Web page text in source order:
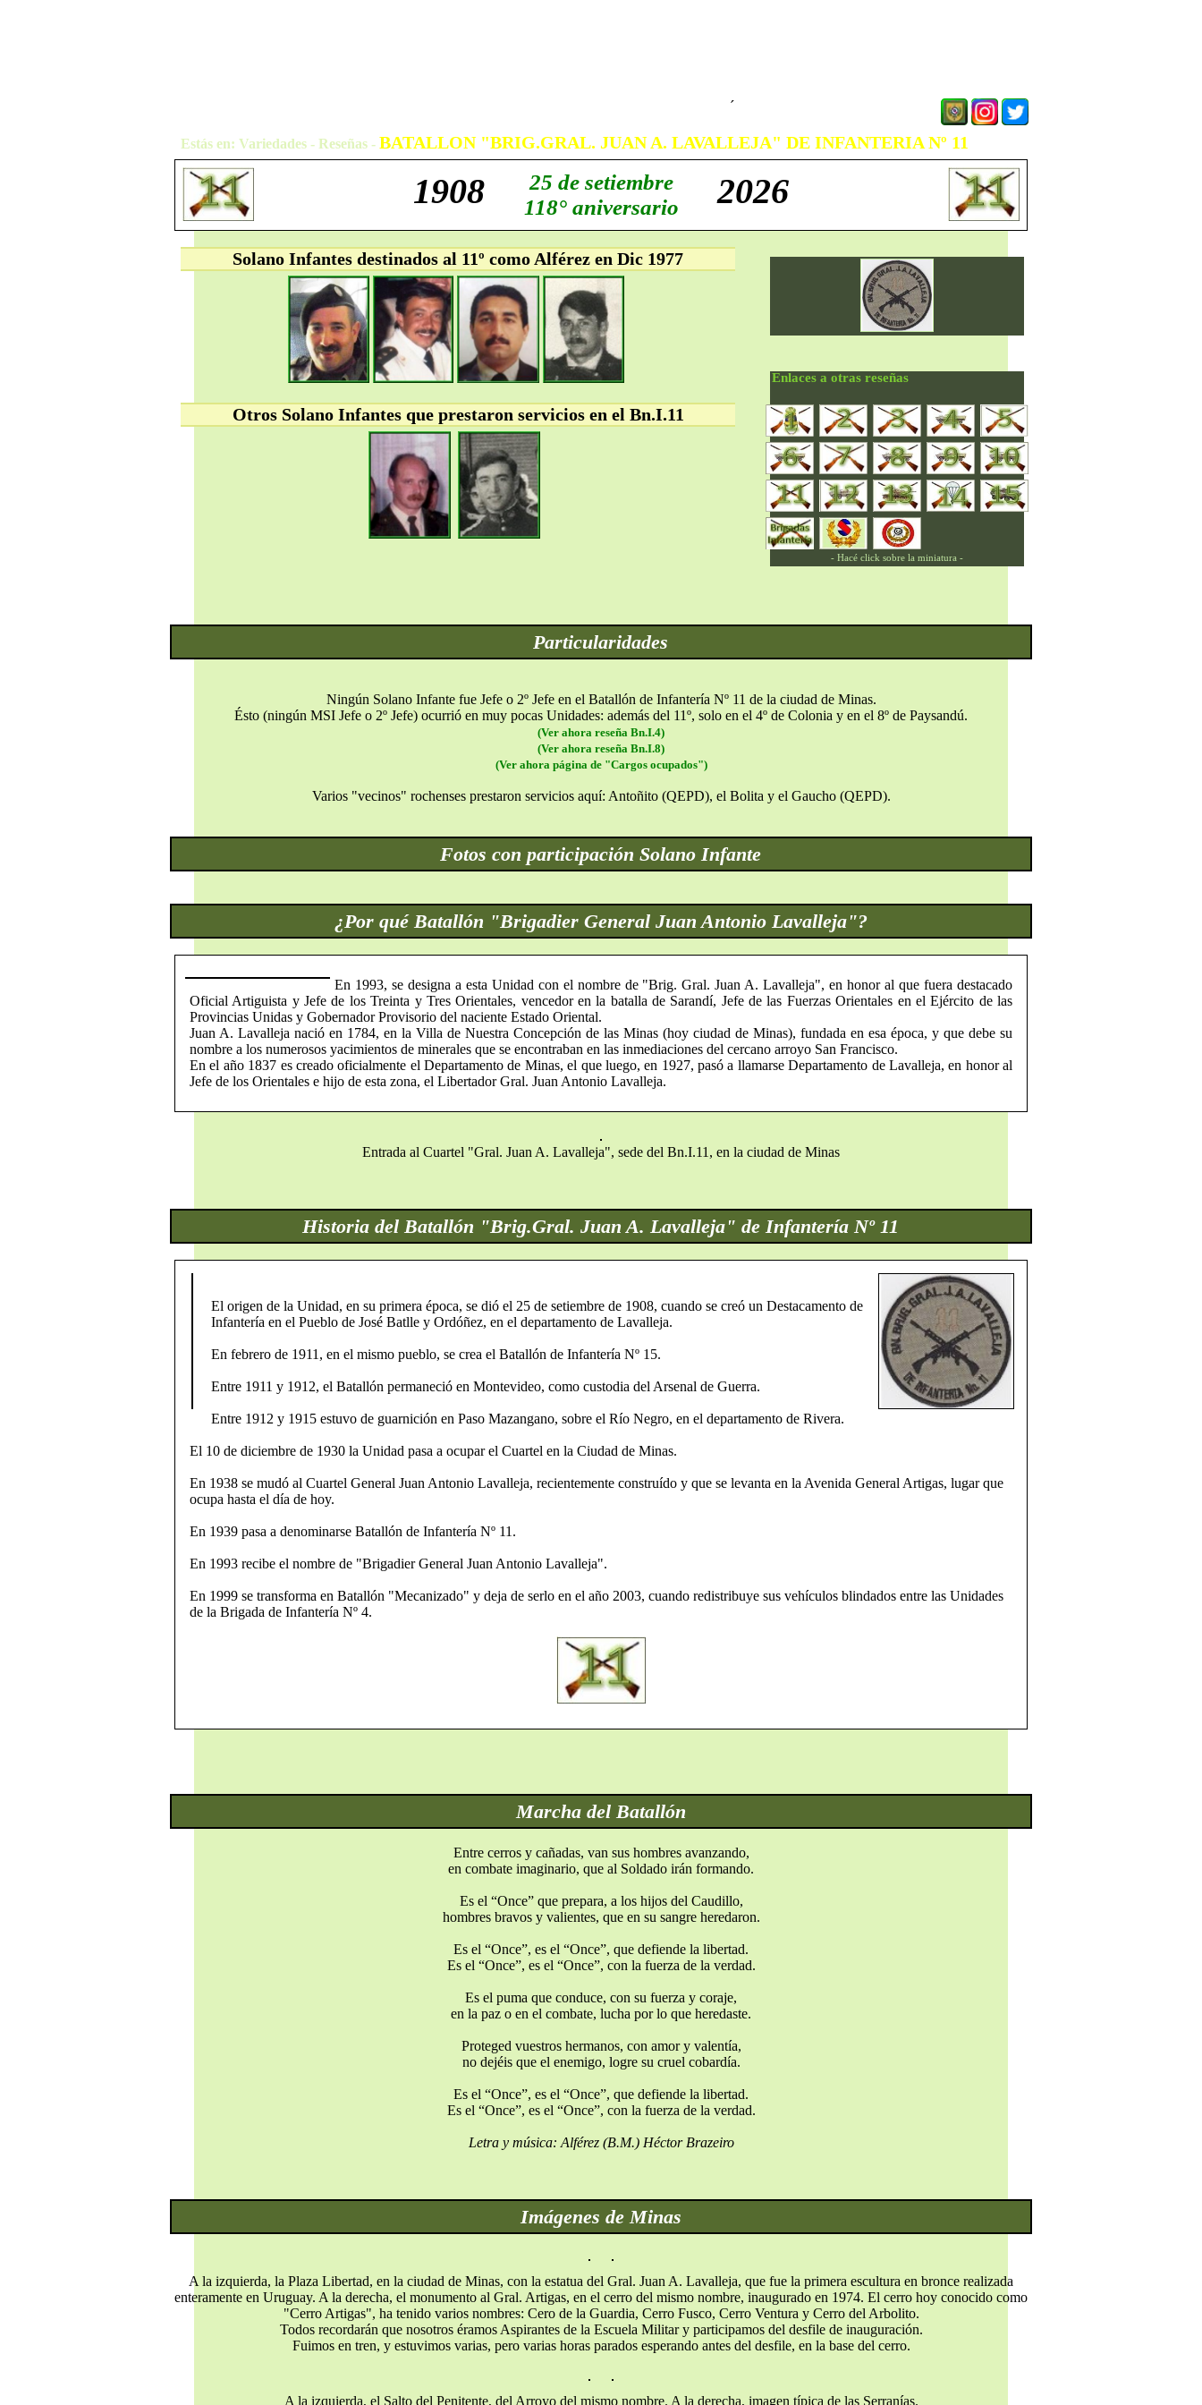
´
Estás en: Variedades - Reseñas - BATALLON "BRIG.GRAL. JUAN A. LAVALLEJA" DE INFANTERIA Nº 11
2026
1908
25 de setiembre
118° aniversario
Enlaces a otras reseñas
- Hacé click sobre la miniatura -
Solano Infantes destinados al 11º como Alférez en Dic 1977
Otros Solano Infantes que prestaron servicios en el Bn.I.11
Particularidades
Ningún Solano Infante fue Jefe o 2º Jefe en el Batallón de Infantería Nº 11 de la ciudad de Minas.
Ésto (ningún MSI Jefe o 2º Jefe) ocurrió en muy pocas Unidades: además del 11º, solo en el 4º de Colonia y en el 8º de Paysandú.
(Ver ahora reseña Bn.I.4)
(Ver ahora reseña Bn.I.8)
(Ver ahora página de "Cargos ocupados")
Varios "vecinos" rochenses prestaron servicios aquí: Antoñito (QEPD), el Bolita y el Gaucho (QEPD).
Fotos con participación Solano Infante
¿Por qué Batallón "Brigadier General Juan Antonio Lavalleja"?
En 1993, se designa a esta Unidad con el nombre de "Brig. Gral. Juan A. Lavalleja", en honor al que fuera destacado
Oficial Artiguista y Jefe de los Treinta y Tres Orientales, vencedor en la batalla de Sarandí, Jefe de las Fuerzas Orientales en el Ejército de las
Provincias Unidas y Gobernador Provisorio del naciente Estado Oriental.
Juan A. Lavalleja nació en 1784, en la Villa de Nuestra Concepción de las Minas (hoy ciudad de Minas), fundada en esa época, y que debe su
nombre a los numerosos yacimientos de minerales que se encontraban en las inmediaciones del cercano arroyo San Francisco.
En el año 1837 es creado oficialmente el Departamento de Minas, el que luego, en 1927, pasó a llamarse Departamento de Lavalleja, en honor al
Jefe de los Orientales e hijo de esta zona, el Libertador Gral. Juan Antonio Lavalleja.
Entrada al Cuartel "Gral. Juan A. Lavalleja", sede del Bn.I.11, en la ciudad de Minas
Historia del Batallón "Brig.Gral. Juan A. Lavalleja" de Infantería Nº 11
El origen de la Unidad, en su primera época, se dió el 25 de setiembre de 1908, cuando se creó un Destacamento de
Infantería en el Pueblo de José Batlle y Ordóñez, en el departamento de Lavalleja.
En febrero de 1911, en el mismo pueblo, se crea el Batallón de Infantería Nº 15.
Entre 1911 y 1912, el Batallón permaneció en Montevideo, como custodia del Arsenal de Guerra.
Entre 1912 y 1915 estuvo de guarnición en Paso Mazangano, sobre el Río Negro, en el departamento de Rivera.
El 10 de diciembre de 1930 la Unidad pasa a ocupar el Cuartel en la Ciudad de Minas.
En 1938 se mudó al Cuartel General Juan Antonio Lavalleja, recientemente construído y que se levanta en la Avenida General Artigas, lugar que
ocupa hasta el día de hoy.
En 1939 pasa a denominarse Batallón de Infantería Nº 11.
En 1993 recibe el nombre de "Brigadier General Juan Antonio Lavalleja".
En 1999 se transforma en Batallón "Mecanizado" y deja de serlo en el año 2003, cuando redistribuye sus vehículos blindados entre las Unidades
de la Brigada de Infantería Nº 4.
Marcha del Batallón
Entre cerros y cañadas, van sus hombres avanzando,
en combate imaginario, que al Soldado irán formando.
Es el “Once” que prepara, a los hijos del Caudillo,
hombres bravos y valientes, que en su sangre heredaron.
Es el “Once”, es el “Once”, que defiende la libertad.
Es el “Once”, es el “Once”, con la fuerza de la verdad.
Es el puma que conduce, con su fuerza y coraje,
en la paz o en el combate, lucha por lo que heredaste.
Proteged vuestros hermanos, con amor y valentía,
no dejéis que el enemigo, logre su cruel cobardía.
Es el “Once”, es el “Once”, que defiende la libertad.
Es el “Once”, es el “Once”, con la fuerza de la verdad.
Letra y música: Alférez (B.M.) Héctor Brazeiro
Imágenes de Minas
A la izquierda, la Plaza Libertad, en la ciudad de Minas, con la estatua del Gral. Juan A. Lavalleja, que fue la primera escultura en bronce realizada
enteramente en Uruguay. A la derecha, el monumento al Gral. Artigas, en el cerro del mismo nombre, inaugurado en 1974. El cerro hoy conocido como
"Cerro Artigas", ha tenido varios nombres: Cero de la Guardia, Cerro Fusco, Cerro Ventura y Cerro del Arbolito.
Todos recordarán que nosotros éramos Aspirantes de la Escuela Militar y participamos del desfile de inauguración.
Fuimos en tren, y estuvimos varias, pero varias horas parados esperando antes del desfile, en la base del cerro.
A la izquierda, el Salto del Penitente, del Arroyo del mismo nombre. A la derecha, imagen típica de las Serranías.